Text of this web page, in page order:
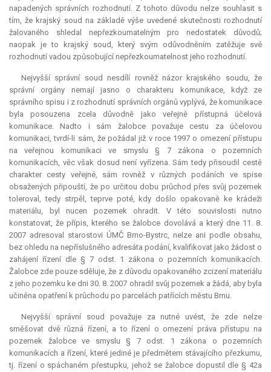
napadených správních rozhodnutí. Z tohoto důvodu nelze souhlasit s
tím, že krajský soud na základě výše uvedené skutečnosti rozhodnutí
žalovaného shledal nepřezkoumatelným pro nedostatek důvodů;
naopak je to krajský soud, který svým odůvodněním zatěžuje své
rozhodnutí vadou způsobující nepřezkoumatelnost jeho rozhodnutí.
Nejvyšší správní soud nesdílí rovněž názor krajského soudu, že
správní orgány nemají jasno o charakteru komunikace, když ze
správního spisu i z rozhodnutí správních orgánů vyplývá, že komunikace
byla posouzena zcela důvodně jako veřejně přístupná účelová
komunikace. Nadto i sám žalobce považuje cestu za účelovou
komunikaci, tvrdí-li sám, že požádal již v roce 1997 o omezení přístupu
na veřejnou komunikaci ve smyslu § 7 zákona o pozemních
komunikacích, věc však dosud není vyřízena. Sám tedy přisoudil cestě
charakter cesty veřejné, sám rovněž v různých podáních ve spise
obsažených připouští, že po určitou dobu průchod přes svůj pozemek
toleroval, tedy strpěl, teprve poté, kdy došlo opakovaně ke krádeži
materiálu, byl nucen pozemek ohradit. V této souvislosti nutno
konstatovat, že přípis, kterého se žalobce dovolává a který dne 11. 8.
2007 adresoval starostovi ÚMČ Brno-Bystrc, nelze ani podle obsahu,
bez ohledu na nepříslušného adresáta podání, kvalifikovat jako žádost o
zahájení řízení dle § 7 odst. 1 zákona o pozemních komunikacích.
Žalobce zde pouze sděluje, že z důvodu opakovaného zcizení materiálu
z jeho pozemku ke dni 30. 8. 2007 ohradil svůj pozemek a žádá, aby byla
učiněna opatření k průchodu po parcelách patřících městu Brnu.
Nejvyšší správní soud považuje za nutné uvést, že zde nelze
směšovat dvě různá řízení, a to řízení o omezení práva přístupu na
pozemek žalobce ve smyslu § 7 odst. 1 zákona o pozemních
komunikacích a řízení, které jediné je předmětem stávajícího přezkumu,
tj. řízení o spáchaném přestupku, jehož se žalobce dopustil dle § 42a